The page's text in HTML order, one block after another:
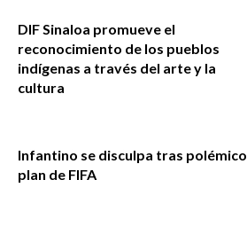
DIF Sinaloa promueve el
reconocimiento de los pueblos
indígenas a través del arte y la
cultura
Infantino se disculpa tras polémico
plan de FIFA